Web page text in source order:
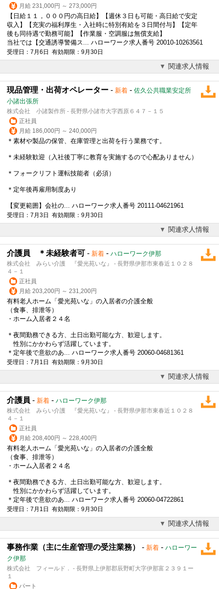
月給 231,000円 ～ 273,000円
【日給１１，０００円の高日給】【週休３日も可能・高日給で安定
収入】【充実の福利厚生・入社時に特別有給を３日間付与】【定年
後も同待遇で勤務可能】【作業服・空調服は無償支給】
当社では【交通誘導警備ス... ハローワーク求人番号 20010-10263561
受理日：7月6日 有効期限：9月30日
関連求人情報
現品管理・出荷オペレーター - 新着 - 佐久公共職業安定所
小諸出張所
株式会社 小諸製作所 - 長野県小諸市大字西原６４７－１５
正社員
月給 186,000円 ～ 240,000円
＊素材や製品の保管、在庫管理と出荷を行う業務です。
＊未経験歓迎（入社後丁寧に教育を実施するので心配ありません）
＊フォークリフト運転技能者（必須）
＊ 定年後再雇用制度あり
【変更範囲】会社の... ハローワーク求人番号 20111-04621961
受理日：7月3日 有効期限：9月30日
関連求人情報
介護員 ＊未経験者可 - 新着 - ハローワーク伊那
株式会社 みらい介護 『愛光苑いな』 - 長野県伊那市東春近１０２８
４－１
正社員
月給 203,200円 ～ 231,200円
有料老人ホーム「愛光苑いな」の入居者の介護全般
（食事、排泄等）
・ホーム入居者２４名
＊夜間勤務できる方、土日出勤可能な方、歓迎します。
性別にかかわらず活躍しています。
＊ 定年後で意欲のあ... ハローワーク求人番号 20060-04681361
受理日：7月1日 有効期限：9月30日
関連求人情報
介護員 - 新着 - ハローワーク伊那
株式会社 みらい介護 『愛光苑いな』 - 長野県伊那市東春近１０２８
４－１
正社員
月給 208,400円 ～ 228,400円
有料老人ホーム「愛光苑いな」の入居者の介護全般
（食事、排泄等）
・ホーム入居者２４名
＊夜間勤務できる方、土日出勤可能な方、歓迎します。
性別にかかわらず活躍しています。
＊ 定年後で意欲のあ... ハローワーク求人番号 20060-04722861
受理日：7月1日 有効期限：9月30日
関連求人情報
事務作業（主に生産管理の受注業務） - 新着 - ハローワー
ク伊那
株式会社 フィールド． - 長野県上伊那郡辰野町大字伊那富２３９１ー
１
パート